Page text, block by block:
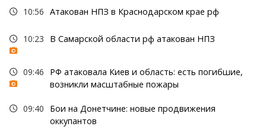
10:56 Атакован НПЗ в Краснодарском крае рф
10:23 В Самарской области рф атакован НПЗ
09:46
РФ атаковала Киев и область: есть погибшие,
возникли масштабные пожары
09:40
Бои на Донетчине: новые продвижения
оккупантов